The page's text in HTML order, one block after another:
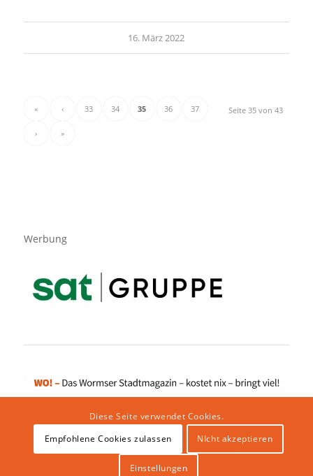
16. März 2022
Seite 35 von 43
« ‹ 33 34 35 36 37
› »
Werbung
Impressum|Datenschutzerklärung|Website von klicklabor.de |
Diese Seite verwendet Cookies.
Empfohlene Cookies zulassen
NIcht akzeptieren
Einstellungen